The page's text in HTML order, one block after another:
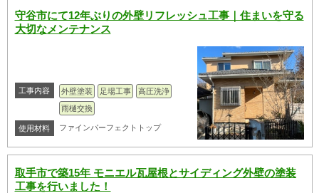
守谷市にて12年ぶりの外壁リフレッシュ工事｜住まいを守る
大切なメンテナンス
工事内容 外壁塗装 足場工事
高圧洗浄
雨樋交換
使用材料 ファインパーフェクトトップ
取手市で築15年 モニエル瓦屋根とサイディング外壁の塗装
工事を行いました！